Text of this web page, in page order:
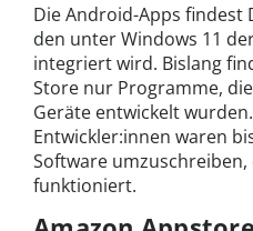
Die Android-Apps findest
den unter Windows 11
integriert wird. Bislang
Store nur Programme,
Geräte entwickelt
Entwickler:innen waren
Software umzuschreiben,
funktioniert.